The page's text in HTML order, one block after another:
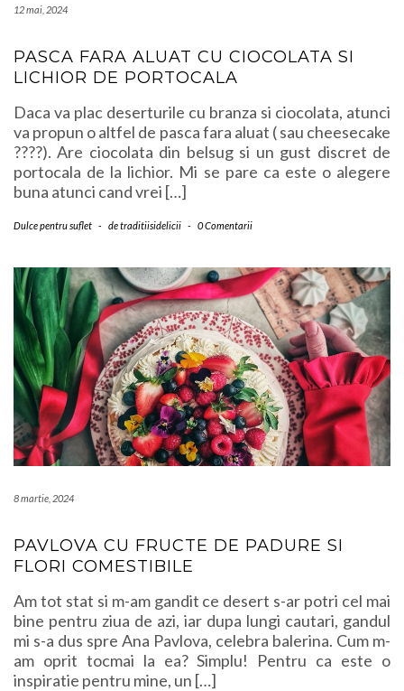
12 mai, 2024
PASCA FARA ALUAT CU CIOCOLATA SI
LICHIOR DE PORTOCALA
Daca va plac deserturile cu branza si ciocolata, atunci
va propun o altfel de pasca fara aluat ( sau cheesecake
????). Are ciocolata din belsug si un gust discret de
portocala de la lichior. Mi se pare ca este o alegere
buna atunci cand vrei […]
Dulce pentru suflet - detraditiisidelicii - 0 Comentarii
8 martie, 2024
PAVLOVA CU FRUCTE DE PADURE SI
FLORI COMESTIBILE
Am tot stat si m-am gandit ce desert s-ar potri cel mai
bine pentru ziua de azi, iar dupa lungi cautari, gandul
mi s-a dus spre Ana Pavlova, celebra balerina. Cum m-
am oprit tocmai la ea? Simplu! Pentru ca este o
inspiratie pentru mine, un […]